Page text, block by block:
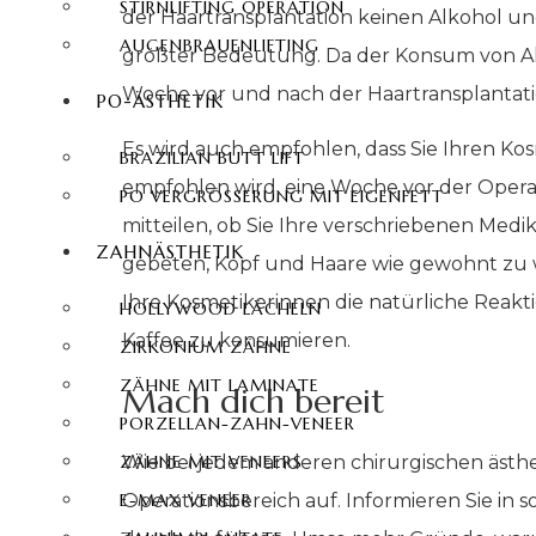
STIRNLIFTING OPERATION
AUGENBRAUENLIFTING
PO-ÄSTHETIK
BRAZILIAN BUTT LIFT
PO VERGRÖSSERUNG MIT EIGENFETT
ZAHNÄSTHETIK
HOLLYWOOD LÄCHELN
ZIRKONIUM ZÄHNE
ZÄHNE MIT LAMINATE
PORZELLAN-ZAHN-VENEER
ZÄHNE MIT VENEERS
E-MAX VENEER
der Haartransplantation keinen Alkohol
größter Bedeutung. Da der Konsum von
Woche vor und nach der
Es wird auch empfohlen, dass Sie Ihren
empfohlen wird, eine Woche vor der
mitteilen, ob Sie Ihre verschriebenen
gebeten, Kopf und Haare wie gewohnt zu
Ihre Kosmetikerinnen die natürliche
Kaffee zu konsumieren.
Mach dich bereit
Wie bei jedem anderen chirurgischen
Operationsbereich auf. Informieren Sie in